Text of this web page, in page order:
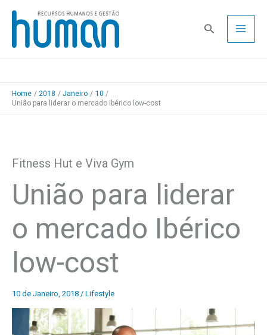
Skip
content
Pesquisa
Home 2018 Janeiro
10
União para liderar o mercado Ibérico low-cost
Fitness Hut e Viva Gym
União para liderar
o mercado Ibérico
low-cost
10 de Janeiro, 2018 / Lifestyle